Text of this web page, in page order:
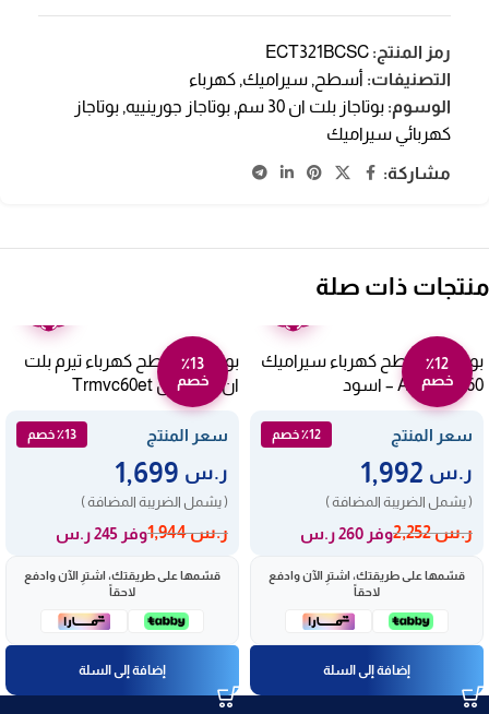
رمز المنتج: ECT321BCSC
التصنيفات: أسطح , سيراميك, كهرباء
الوسوم: بوتاجاز بلت ان 30 سم , بوتاجاز جورينييه, بوتاجاز
كهربائي سيراميك
مشاركة:
منتجات ذات صلة
٪12
خصم
بوتاجاز مسطح كهرباء سيراميك
60 سم AEG – اسود
HK614010MB
سعر المنتج
٪12 خصم
ر.س
( يشمل الضريبة المضافة )
ر.س2,252 وفر 260 ر.س
قسّمها على طريقتك، اشترِ الآن وادفع
لاحقاً
إضافة إلى السلة
٪13
خصم
بوتاجاز مسطح كهرباء تيرم بلت
ان – 4 عيون Trmvc60et
سعر المنتج ٪13 خصم
ر.س
( يشمل الضريبة المضافة )
ر.س1,944 وفر 245 ر.س
قسّمها على طريقتك، اشترِ الآن وادفع
لاحقاً
إضافة إلى السلة